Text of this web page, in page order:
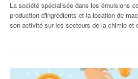
La société spécialisée dans les émulsions
production d'ingrédients et la location de
son activité sur les secteurs de la chimie et